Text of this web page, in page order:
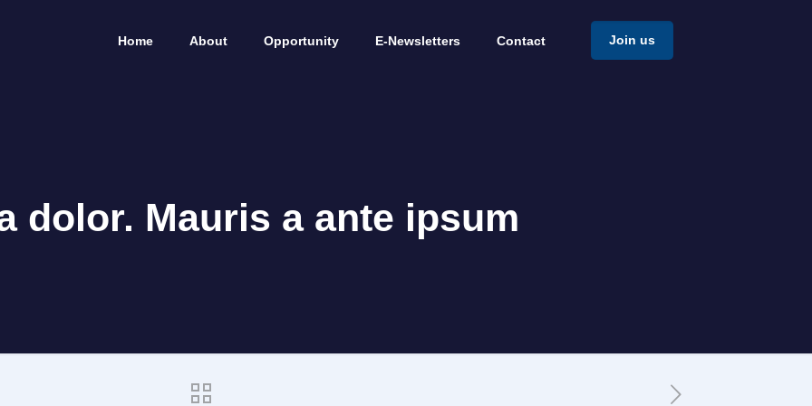
Home About Opportunity E-Newsletters Contact Join us
dolor. Mauris a ante ipsum